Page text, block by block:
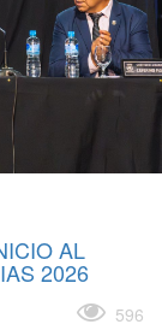
AL
2026
596